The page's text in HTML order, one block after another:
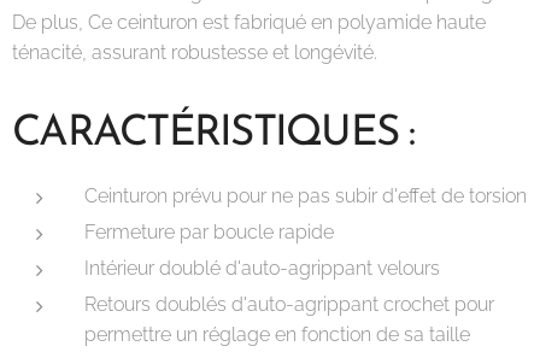
De plus, Ce ceinturon est fabriqué en polyamide haute
ténacité, assurant robustesse et longévité.
CARACTÉRISTIQUES :
Ceinturon prévu pour ne pas subir d'effet de torsion
Fermeture par boucle rapide
Intérieur doublé d'auto-agrippant velours
Retours doublés d'auto-agrippant crochet pour
permettre un réglage en fonction de sa taille